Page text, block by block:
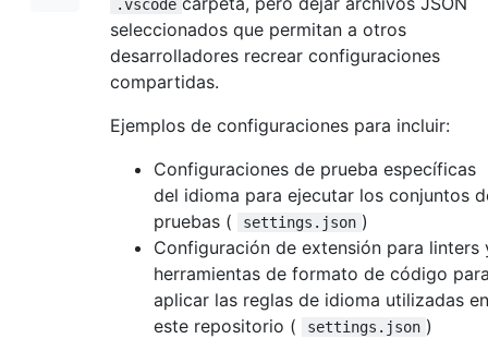
.vscode
seleccionados que permitan a otros
desarrolladores recrear configuraciones
compartidas.
Ejemplos de configuraciones para incluir:
Configuraciones de prueba específicas
del idioma para ejecutar los conjuntos
pruebas (
settings.json )
Configuración de extensión para linters
herramientas de formato de código
aplicar las reglas de idioma utilizadas en
este repositorio (
settings.json )